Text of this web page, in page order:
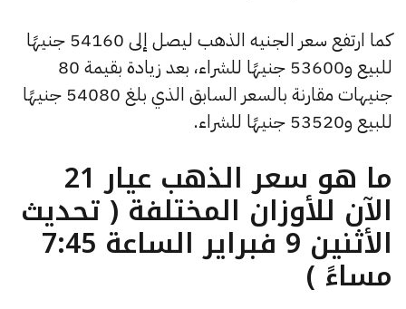
كما ارتفع سعر الجنيه الذهب ليصل إلى 54160 جنيهًا
للبيع و53600 جنيهًا للشراء، بعد زيادة بقيمة 80
جنيهات مقارنة بالسعر السابق الذي بلغ 54080 جنيهًا
للبيع و53520 جنيهًا للشراء.
ما هو سعر الذهب عيار 21
الآن للأوزان المختلفة ( تحديث
الأثنين 9 فبراير الساعة 7:45
مساءً )